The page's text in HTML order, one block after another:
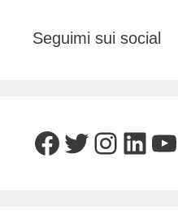
Seguimi sui social
Facebook
Twitter